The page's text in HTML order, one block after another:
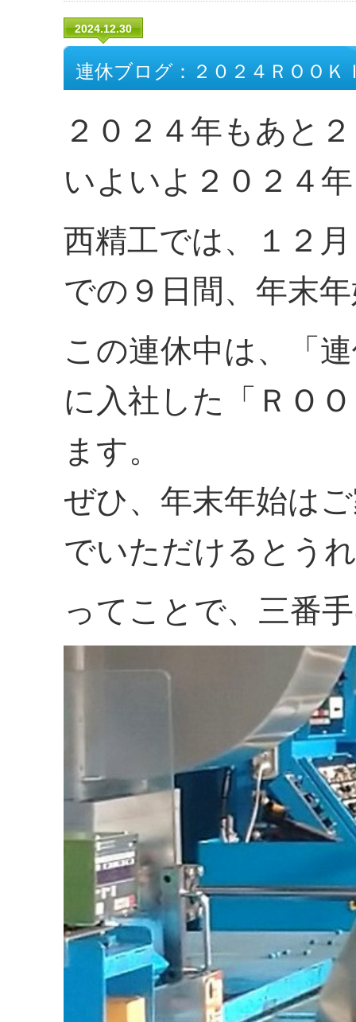
2024.12.30
連休ブログ：２０２４ＲＯＯ
２０２４年もあと
いよいよ２０２４
西精工では、１２
での９日間、年末
この連休中は、「
に入社した「ＲＯ
ます。
ぜひ、年末年始は
でいただけるとう
ってことで、三番